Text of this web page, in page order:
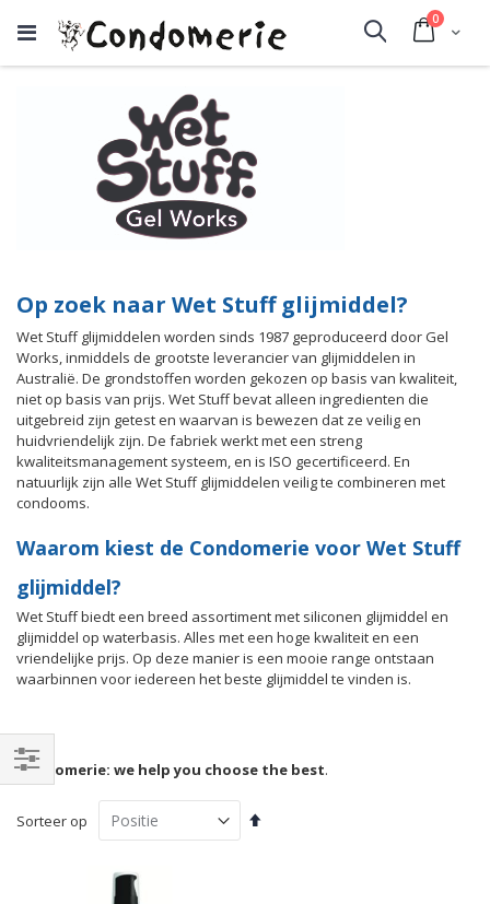
Cart
0
Search
Op zoek naar Wet Stuff glijmiddel?
Wet Stuff glijmiddelen worden sinds 1987 geproduceerd door Gel
Works, inmiddels de grootste leverancier van glijmiddelen in
Australië. De grondstoffen worden gekozen op basis van kwaliteit,
niet op basis van prijs. Wet Stuff bevat alleen ingredienten die
uitgebreid zijn getest en waarvan is bewezen dat ze veilig en
huidvriendelijk zijn. De fabriek werkt met een streng
kwaliteitsmanagement systeem, en is ISO gecertificeerd. En
natuurlijk zijn alle Wet Stuff glijmiddelen veilig te combineren met
condooms.
Waarom kiest de Condomerie voor Wet Stuff
glijmiddel?
Wet Stuff biedt een breed assortiment met siliconen glijmiddel en
glijmiddel op waterbasis. Alles met een hoge kwaliteit en een
vriendelijke prijs. Op deze manier is een mooie range ontstaan
waarbinnen voor iedereen het beste glijmiddel te vinden is.
Condomerie: we help you choose the best.
Sorteer op
Van
Filteren